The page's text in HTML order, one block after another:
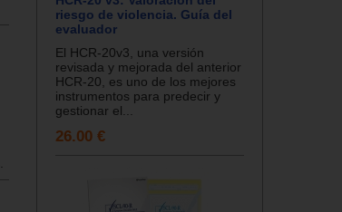
riesgo de violencia. Guía del
evaluador
El HCR-20v3, una versión
revisada y mejorada del anterior
HCR-20, es uno de los mejores
instrumentos para predecir y
gestionar el...
26.00 €